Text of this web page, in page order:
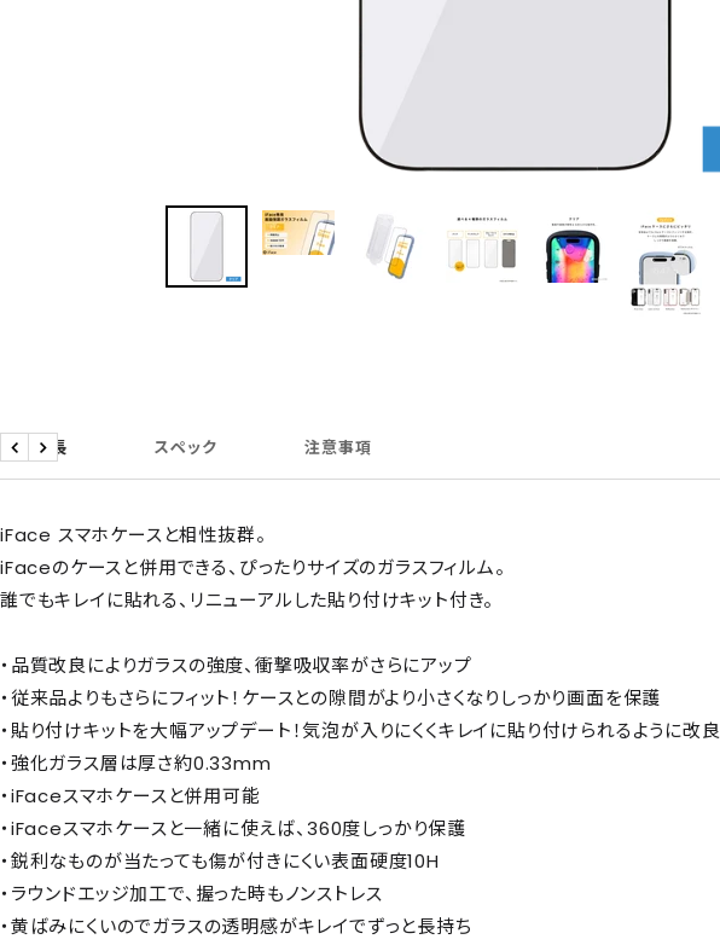
商品特長 スペック 注意事項
戻 次
iFace スマホケースと相性抜群。
iFaceのケースと併用できる、ぴったりサイズのガラスフィルム。
誰でもキレイに貼れる、リニューアルした貼り付けキット付き。
・品質改良によりガラスの強度、衝撃吸収率がさらにアップ
・従来品よりもさらにフィット！ケースとの隙間がより小さくなりしっかり画面を保護
・貼り付けキットを大幅アップデート！気泡が入りにくくキレイに貼り付けられるように改良
・強化ガラス層は厚さ約0.33mm
・iFaceスマホケースと併用可能
・iFaceスマホケースと一緒に使えば、360度しっかり保護
・鋭利なものが当たっても傷が付きにくい表面硬度10H
・ラウンドエッジ加工で、握った時もノンストレス
・黄ばみにくいのでガラスの透明感がキレイでずっと長持ち